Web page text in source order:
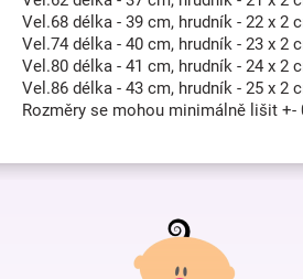
Vel.68 délka - 39 cm, hrudník - 22 x 2
Vel.74 délka - 40 cm, hrudník - 23 x 2
Vel.80 délka - 41 cm, hrudník - 24 x 2
Vel.86 délka - 43 cm, hrudník - 25 x 2
Rozměry se mohou minimálně lišit +-
Z